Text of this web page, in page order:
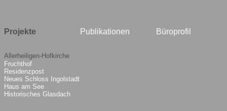
Projekte Publikationen Büroprofil
Allerheiligen-Hofkirche
Fruchthof
Residenzpost
Neues Schloss Ingolstadt
Haus am See
Historisches Glasdach